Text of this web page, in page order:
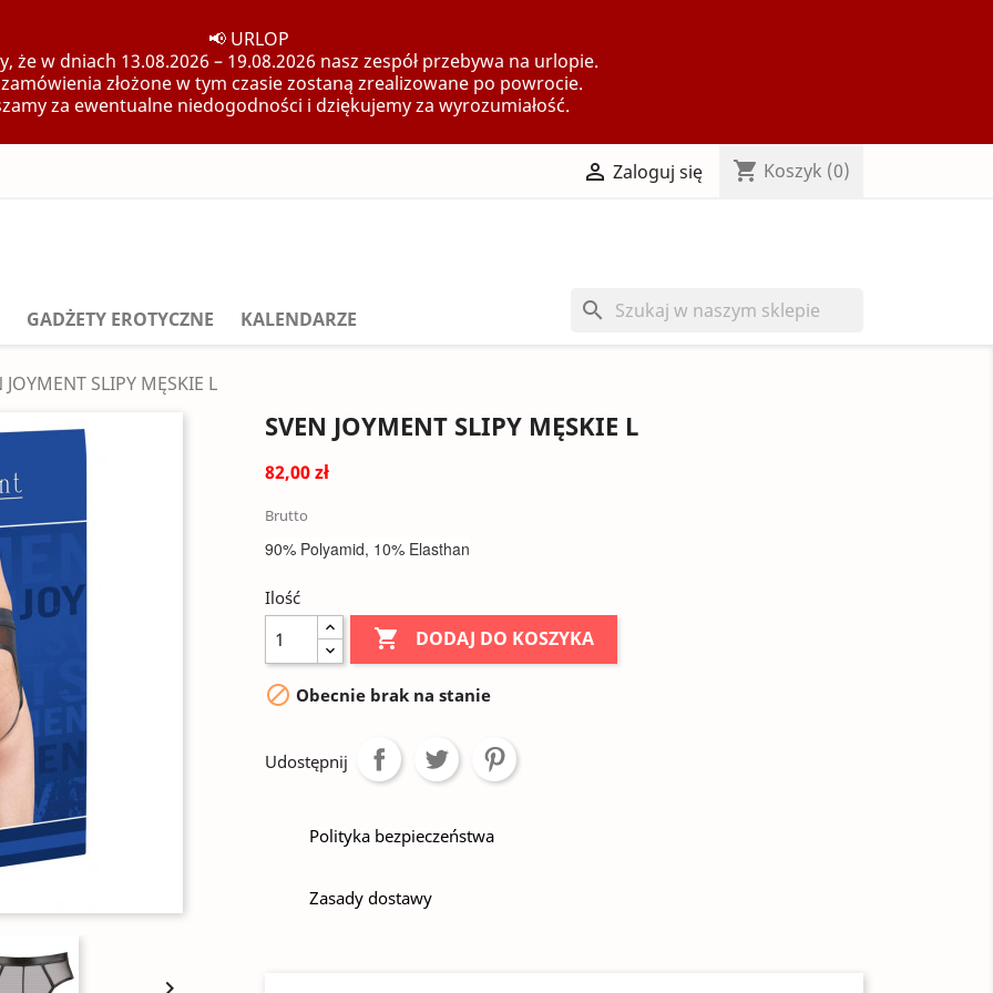
📢 URLOP
że w dniach 13.08.2026 – 19.08.2026 nasz zespół przebywa na urlopie.
złożone w tym czasie zostaną zrealizowane po powrocie.
za ewentualne niedogodności i dziękujemy za wyrozumiałość.
 Zaloguj się shopping_cart Koszyk (0)
GADŻETY EROTYCZNE KALENDARZE search
JOYMENT SLIPY MĘSKIE L
SVEN JOYMENT SLIPY MĘSKIE L
82,00 zł
Brutto
90% Polyamid, 10% Elasthan
Ilość
 DODAJ DO KOSZYKA
 Obecnie brak na stanie
Udostępnij
Polityka bezpieczeństwa
Zasady dostawy